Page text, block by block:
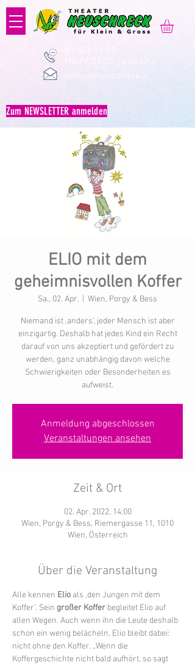
Zum NEWSLETTER anmelden
ELIO mit dem
geheimnisvollen Koffer
Sa., 02. Apr. Wien, Porgy & Bess
Niemand ist ‚anders‘, jeder Mensch ist aber
einzigartig. Deshalb hat jedes Kind ein Recht
darauf von uns akzeptiert und gefördert zu
werden, ganz unabhängig davon welche
Schwierigkeiten oder Besonderheiten es
aufweist.
Anmeldung abgeschlossen
Veranstaltungen ansehen
Zeit & Ort
02. Apr. 2022, 14:00
Wien, Porgy & Bess, Riemergasse 11, 1010
Wien, Österreich
Über die Veranstaltung
Alle kennen Elio als ‚den Jungen mit dem
Koffer‘. Sein großer Koffer begleitet Elio auf
allen Wegen. Auch wenn ihn die Leute deshalb
schon ein wenig belächeln, Elio bleibt dabei:
nicht ohne den Koffer. „Wenn die
Koffergeschichte nicht bald aufhört, so sagt